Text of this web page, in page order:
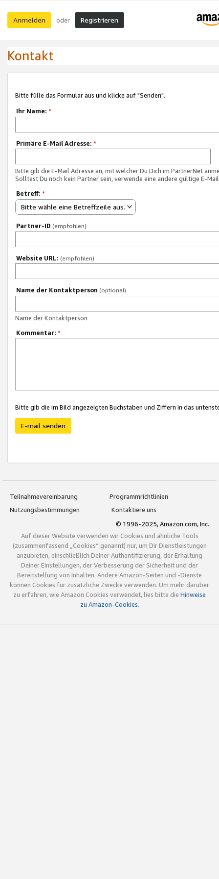
Anmelden oder Registrieren
Kontakt
Bitte fülle das Formular aus und klicke auf "Senden".
Ihr Name: *
Primäre E-Mail Adresse: *
Bitte gib die E-Mail Adresse an, mit welcher Du Dich im PartnerNet
Solltest Du noch kein Partner sein, verwende eine andere gültige E-
Betreff: *
Bitte wähle eine Betreffzeile aus.
Partner-ID (empfohlen)
Website URL: (empfohlen)
Name der Kontaktperson (optional)
Name der Kontaktperson
Kommentar: *
Bitte gib die im Bild angezeigten Buchstaben und Ziffern in das
E-mail senden
Teilnahmevereinbarung
Programmrichtlinien
Nutzungsbestimmungen
Kontaktiere uns
© 1996-2025, Amazon.com, Inc.
Auf dieser Website verwenden wir Cookies und ähnliche Tools
(zusammenfassend „Cookies“ genannt) nur, um Dir Dienstleistungen
anzubieten, einschließlich Deiner Authentifizierung, der Erhaltung
Deiner Einstellungen, der Verbesserung der Sicherheit und der
Bereitstellung von Inhalten. Andere Amazon-Seiten und -Dienste
können Cookies für zusätzliche Zwecke verwenden. Um mehr darüber
zu erfahren, wie Amazon Cookies verwendet, lies bitte die Hinweise
zu Amazon-Cookies.